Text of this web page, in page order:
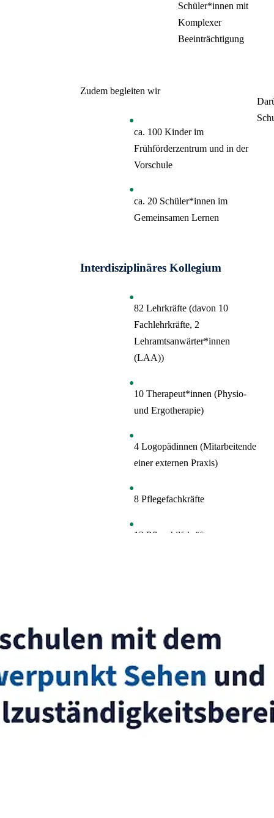
Schüler*innen mit
Komplexer
Beeinträchtigung
Zudem begleiten wir
ca. 100 Kinder im
Frühförderzentrum und in der
Vorschule
ca. 20 Schüler*innen im
Gemeinsamen Lernen
Interdisziplinäres Kollegium
82 Lehrkräfte (davon 10
Fachlehrkräfte, 2
Lehramtsanwärter*innen
(LAA))
10 Therapeut*innen (Physio-
und Ergotherapie)
4 Logopädinnen (Mitarbeitende
einer externen Praxis)
8 Pflegefachkräfte
13 Pflegehilfskräfte
2 Schulsekretärinnen
2 Hausmeister, 2 Techniker, 1
Mitarbeiter am betrieblich
integrierten Arbeitsplatz (BiAp)